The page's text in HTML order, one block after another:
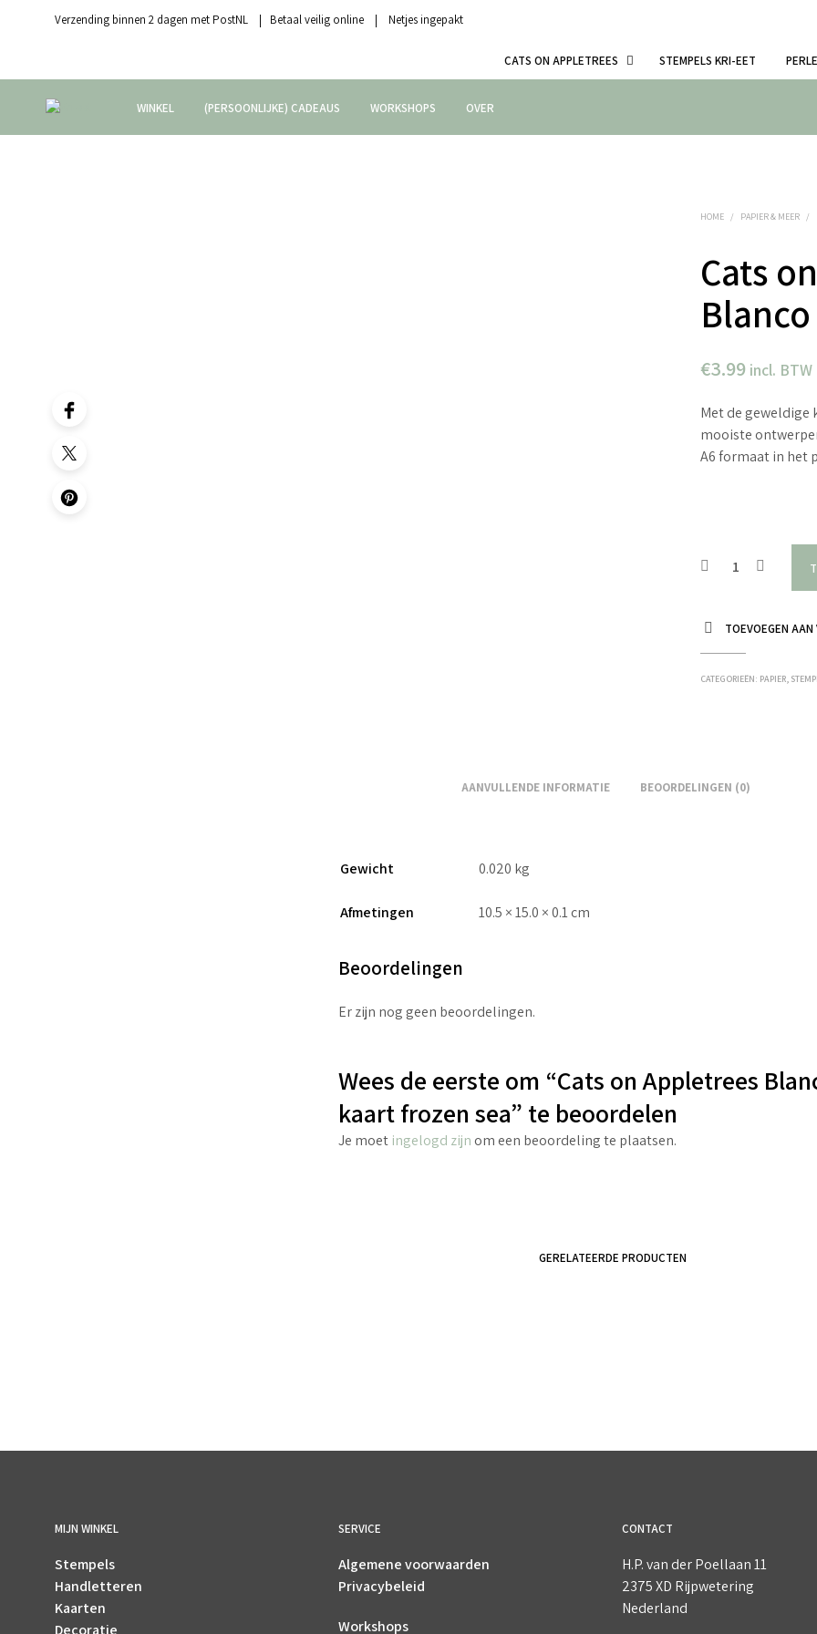
Verzending binnen 2 dagen met PostNL | Betaal veilig online | Netjes ingepakt
CATS ON APPLETREES STEMPELS KRI-EET
WINKEL (PERSOONLIJKE) CADEAUS WORKSHOPS OVER
HOME / PAPIER & MEER /
Cats
€3.99 incl. BTW
Met de geweldige
mooiste
A6 formaat in het
TOEVOEGEN
CATEGORIEËN: PAPIER,
AANVULLENDE INFORMATIE BEOORDELINGEN (0)
Gewicht 0.020 kg
Afmetingen 10.5 × 15.0 × 0.1 cm
Beoordelingen
Er zijn nog geen beoordelingen.
Wees de eerste om “Cats on Appletrees
kaart frozen sea” te beoordelen
Je moet ingelogd zijnom een beoordeling te plaatsen.
GERELATEERDE PRODUCTEN
MIJN WINKEL
Stempels
Handletteren
Kaarten
Decoratie
SERVICE
Algemene voorwaarden
Privacybeleid
Workshops
CONTACT
H.P. van der Poellaan 11
2375 XD Rijpwetering
Nederland